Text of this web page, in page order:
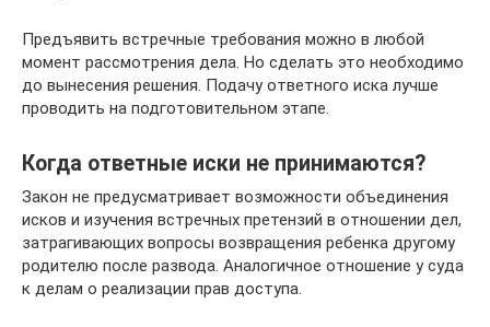
Предъявить встречные требования можно в любой
момент рассмотрения дела. Но сделать это необходимо
до вынесения решения. Подачу ответного иска лучше
проводить на подготовительном этапе.
Когда ответные иски не принимаются?
Закон не предусматривает возможности объединения
исков и изучения встречных претензий в отношении дел,
затрагивающих вопросы возвращения ребенка другому
родителю после развода. Аналогичное отношение у суда
к делам о реализации прав доступа.